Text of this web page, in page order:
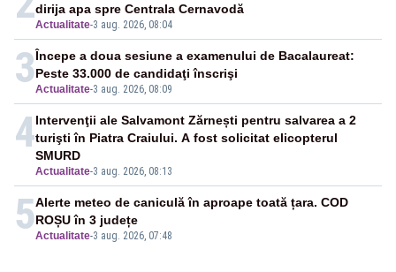
Actualitate-3 aug. 2026, 08:04
dirija apa spre Centrala Cernavodă
3Actualitate-3 aug. 2026, 08:09
Începe a doua sesiune a examenului de Bacalaureat:
Peste 33.000 de candidaţi înscrişi
4
Actualitate-3 aug. 2026, 08:13
Intervenţii ale Salvamont Zărnești pentru salvarea a 2
turişti în Piatra Craiului. A fost solicitat elicopterul
SMURD
5Actualitate-3 aug. 2026, 07:48
Alerte meteo de caniculă în aproape toată țara. COD
ROȘU în 3 județe